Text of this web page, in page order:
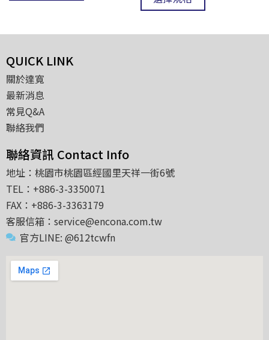
QUICK LINK
關於達寬
最新消息
常見Q&A
聯絡我們
聯絡資訊 Contact Info
地址：桃園市桃園區經國里天祥一街6號
TEL：+886-3-3350071
FAX：+886-3-3363179
客服信箱：service@encona.com.tw
官方LINE: @612tcwfn